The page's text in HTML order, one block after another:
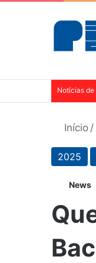
Notícias de
Início /
2025
News